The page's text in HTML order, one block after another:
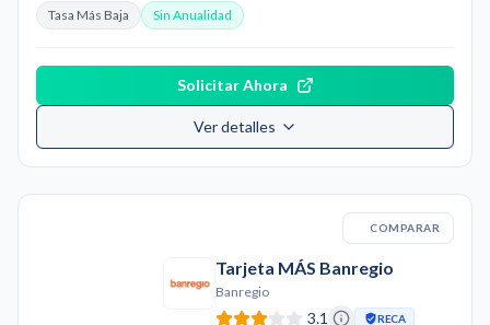
Tasa Más Baja Sin Anualidad
Solicitar Ahora
Ver detalles
COMPARAR
Tarjeta MÁS Banregio
Banregio
3.1 RECA